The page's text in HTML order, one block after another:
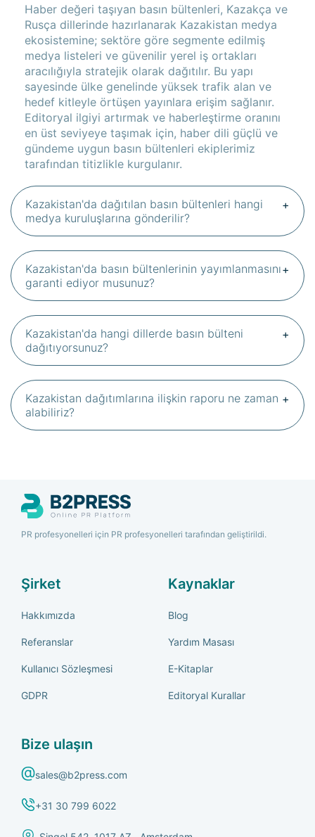
Haber değeri taşıyan basın bültenleri, Kazakça ve
Rusça dillerinde hazırlanarak Kazakistan medya
ekosistemine; sektöre göre segmente edilmiş
medya listeleri ve güvenilir yerel iş ortakları
aracılığıyla stratejik olarak dağıtılır. Bu yapı
sayesinde ülke genelinde yüksek trafik alan ve
hedef kitleyle örtüşen yayınlara erişim sağlanır.
Editoryal ilgiyi artırmak ve haberleştirme oranını
en üst seviyeye taşımak için, haber dili güçlü ve
gündeme uygun basın bültenleri ekiplerimiz
tarafından titizlikle kurgulanır.
Kazakistan'da dağıtılan basın bültenleri hangi
medya kuruluşlarına gönderilir?
Kazakistan'da basın bültenlerinin yayımlanmasını
garanti ediyor musunuz?
Kazakistan'da hangi dillerde basın bülteni
dağıtıyorsunuz?
Kazakistan dağıtımlarına ilişkin raporu ne zaman
alabiliriz?
PR profesyonelleri için PR profesyonelleri tarafından geliştirildi.
Şirket
Hakkımızda
Referanslar
Kullanıcı Sözleşmesi
GDPR
Kaynaklar
Blog
Yardım Masası
E-Kitaplar
Editoryal Kurallar
Bize ulaşın
sales@b2press.com
+31 30 799 6022